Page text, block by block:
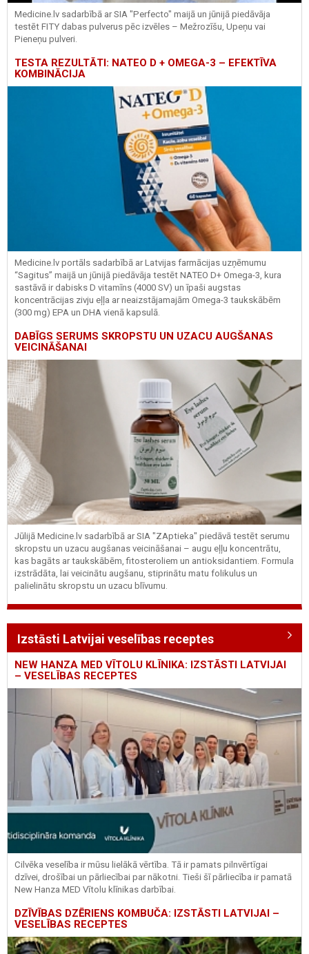
Medicine.lv sadarbībā ar SIA "Perfecto" maijā un jūnijā piedāvāja
testēt FITY dabas pulverus pēc izvēles – Mežrozīšu, Upeņu vai
Pieneņu pulveri.
TESTA REZULTĀTI: NATEO D + OMEGA-3 – EFEKTĪVA
KOMBINĀCIJA
Medicine.lv portāls sadarbībā ar Latvijas farmācijas uzņēmumu
“Sagitus” maijā un jūnijā piedāvāja testēt NATEO D+ Omega-3, kura
sastāvā ir dabisks D vitamīns (4000 SV) un īpaši augstas
koncentrācijas zivju eļļa ar neaizstājamajām Omega-3 taukskābēm
(300 mg) EPA un DHA vienā kapsulā.
DABĪGS SERUMS SKROPSTU UN UZACU AUGŠANAS
VEICINĀŠANAI
Jūlijā Medicine.lv sadarbībā ar SIA "ZAptieka" piedāvā testēt serumu
skropstu un uzacu augšanas veicināšanai – augu eļļu koncentrātu,
kas bagāts ar taukskābēm, fitosteroliem un antioksidantiem. Formula
izstrādāta, lai veicinātu augšanu, stiprinātu matu folikulus un
palielinātu skropstu un uzacu blīvumu.
Izstāsti Latvijai veselības receptes
NEW HANZA MED VĪTOLU KLĪNIKA: IZSTĀSTI LATVIJAI
– VESELĪBAS RECEPTES
Cilvēka veselība ir mūsu lielākā vērtība. Tā ir pamats pilnvērtīgai
dzīvei, drošībai un pārliecībai par nākotni. Tieši šī pārliecība ir pamatā
New Hanza MED Vītolu klīnikas darbībai.
DZĪVĪBAS DZĒRIENS KOMBUČA: IZSTĀSTI LATVIJAI –
VESELĪBAS RECEPTES